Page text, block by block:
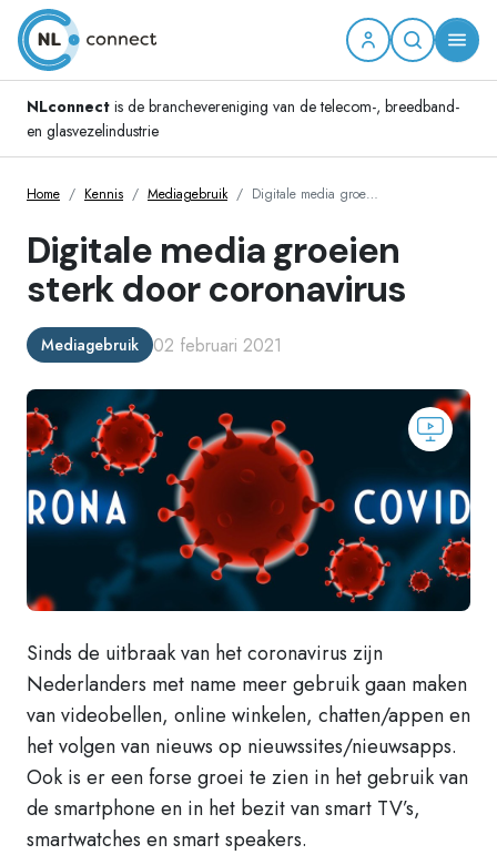
NLconnect is de branchevereniging van de telecom-, breedband-
en glasvezelindustrie
Home Kennis Mediagebruik Digitale media groe…
Digitale media groeien
sterk door coronavirus
Mediagebruik 02 februari 2021
Sinds de uitbraak van het coronavirus zijn
Nederlanders met name meer gebruik gaan maken
van videobellen, online winkelen, chatten/appen en
het volgen van nieuws op nieuwssites/nieuwsapps.
Ook is er een forse groei te zien in het gebruik van
de smartphone en in het bezit van smart TV’s,
smartwatches en smart speakers.